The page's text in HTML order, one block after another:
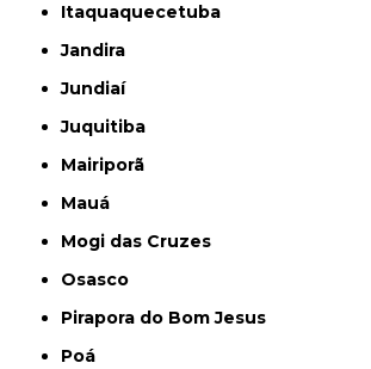
Itaquaquecetuba
Jandira
Jundiaí
Juquitiba
Mairiporã
Mauá
Mogi das Cruzes
Osasco
Pirapora do Bom Jesus
Poá